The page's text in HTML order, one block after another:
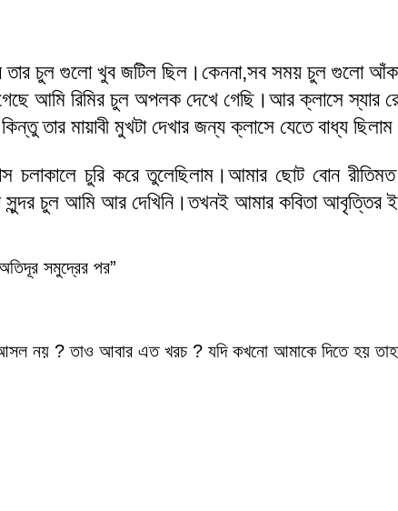
তার চুল গুলো খুব জটিল ছিল।কেননা,সব সময় চুল গুলো
আমি রিমির চুল অপলক দেখে গেছি।আর ক্লাসে স্যার
তার মায়াবী মুখটা দেখার জন্য ক্লাসে যেতে বাধ্য
চলাকালে চুরি করে তুলেছিলাম।আমার ছোট বোন
চুল আমি আর দেখিনি।তখনই আমার কবিতা আবৃত্তির
সমুদ্রের পর”
নয় ? তাও আবার এত খরচ ? যদি কখনো আমাকে দিতে হয়